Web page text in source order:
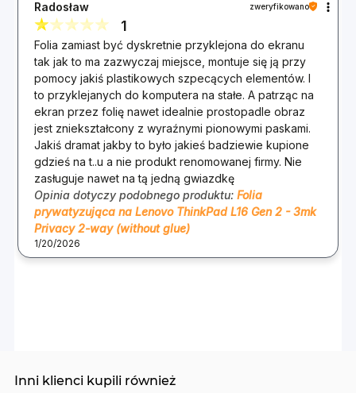
Radosław zweryfikowano
1
Folia zamiast być dyskretnie przyklejona do ekranu
tak jak to ma zazwyczaj miejsce, montuje się ją przy
pomocy jakiś plastikowych szpecących elementów. I
to przyklejanych do komputera na stałe. A patrząc na
ekran przez folię nawet idealnie prostopadle obraz
jest zniekształcony z wyraźnymi pionowymi paskami.
Jakiś dramat jakby to było jakieś badziewie kupione
gdzieś na t..u a nie produkt renomowanej firmy. Nie
zasługuje nawet na tą jedną gwiazdkę
Opinia dotyczy podobnego produktu: Folia
prywatyzująca na Lenovo ThinkPad L16 Gen 2 - 3mk
Privacy 2-way (without glue)
1/20/2026
Inni klienci kupili również